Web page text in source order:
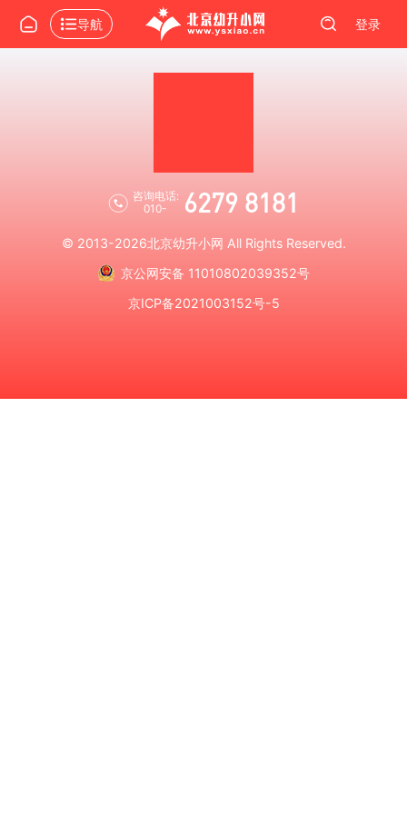
导航 登录
咨询电话:
010-
6279 8181
© 2013-2026北京幼升小网 All Rights Reserved.
京公网安备 11010802039352号
京ICP备2021003152号-5